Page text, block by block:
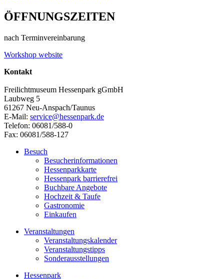
ÖFFNUNGSZEITEN
nach Terminvereinbarung
Workshop website
Kontakt
Freilichtmuseum Hessenpark gGmbH
Laubweg 5
61267 Neu-Anspach/Taunus
E-Mail: service@hessenpark.de
Telefon: 06081/588-0
Fax: 06081/588-127
Besuch
Besucherinformationen
Hessenparkkarte
Hessenpark barrierefrei
Buchbare Angebote
Hochzeit & Taufe
Gastronomie
Einkaufen
Veranstaltungen
Veranstaltungskalender
Veranstaltungstipps
Sonderausstellungen
Hessenpark